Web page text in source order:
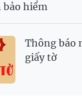
bảo hiểm
Thông báo
giấy tờ